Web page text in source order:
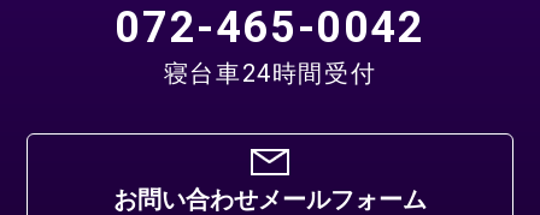
072-465-0042
寝台車24時間受付
お問い合わせメールフォーム